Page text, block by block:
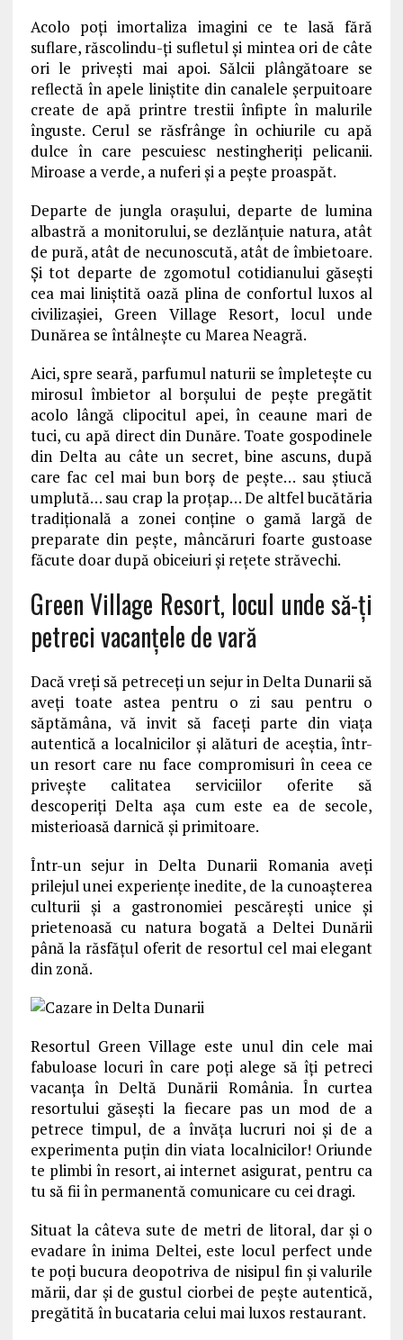
Acolo poți imortaliza imagini ce te lasă fără
suflare, răscolindu-ţi sufletul şi mintea ori de câte
ori le priveşti mai apoi. Sălcii plângătoare se
reflectă în apele liniştite din canalele şerpuitoare
create de apă printre trestii înfipte în malurile
înguste. Cerul se răsfrânge în ochiurile cu apă
dulce în care pescuiesc nestingheriţi pelicanii.
Miroase a verde, a nuferi şi a peşte proaspăt.
Departe de jungla oraşului, departe de lumina
albastră a monitorului, se dezlănţuie natura, atât
de pură, atât de necunoscută, atât de îmbietoare.
Şi tot departe de zgomotul cotidianului găseşti
cea mai liniştită oază plina de confortul luxos al
civilizaşiei, Green Village Resort, locul unde
Dunărea se întâlnește cu Marea Neagră.
Aici, spre seară, parfumul naturii se împleteşte cu
mirosul îmbietor al borşului de peşte pregătit
acolo lângă clipocitul apei, în ceaune mari de
tuci, cu apă direct din Dunăre. Toate gospodinele
din Delta au câte un secret, bine ascuns, după
care fac cel mai bun borş de peşte… sau ştiucă
umplută… sau crap la proţap… De altfel bucătăria
tradițională a zonei conține o gamă largă de
preparate din pește, mâncăruri foarte gustoase
făcute doar după obiceiuri și rețete străvechi.
Green Village Resort, locul unde să-ţi
petreci vacanţele de vară
Dacă vreţi să petreceţi un sejur in Delta Dunarii să
aveţi toate astea pentru o zi sau pentru o
săptămâna, vă invit să faceţi parte din viaţa
autentică a localnicilor şi alături de aceştia, într-
un resort care nu face compromisuri în ceea ce
privește calitatea serviciilor oferite să
descoperiți Delta aşa cum este ea de secole,
misterioasă darnică şi primitoare.
Într-un sejur in Delta Dunarii Romania aveţi
prilejul unei experienţe inedite, de la cunoaşterea
culturii şi a gastronomiei pescăreşti unice şi
prietenoasă cu natura bogată a Deltei Dunării
până la răsfăţul oferit de resortul cel mai elegant
din zonă.
Resortul Green Village este unul din cele mai
fabuloase locuri în care poți alege să îți petreci
vacanţa în Deltă Dunării România. În curtea
resortului găsești la fiecare pas un mod de a
petrece timpul, de a învăța lucruri noi și de a
experimenta puțin din viata localnicilor! Oriunde
te plimbi în resort, ai internet asigurat, pentru ca
tu să fii în permanentă comunicare cu cei dragi.
Situat la câteva sute de metri de litoral, dar și o
evadare în inima Deltei, este locul perfect unde
te poți bucura deopotriva de nisipul fin și valurile
mării, dar și de gustul ciorbei de peşte autentică,
pregătită în bucataria celui mai luxos restaurant.